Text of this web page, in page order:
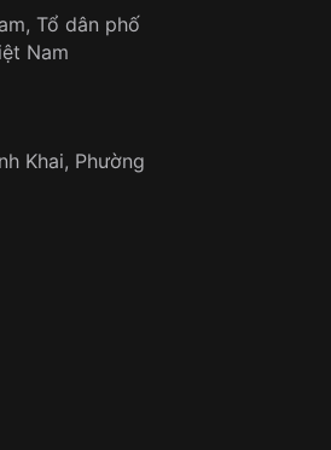
Tổ dân phố
Nam
Khai, Phường